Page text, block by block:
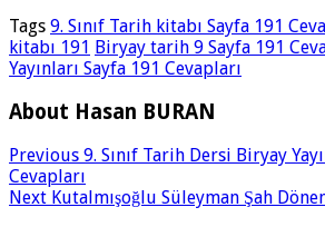
Tags 9. Sınıf Tarih kitabı Sayfa 191
kitabı 191 Biryay tarih 9 Sayfa 191
Yayınları Sayfa 191 Cevapları
About Hasan BURAN
Previous 9. Sınıf Tarih Dersi Biryay
Cevapları
Next Kutalmışoğlu Süleyman Şah